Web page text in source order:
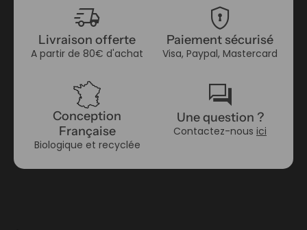
delivery_truck_speed
Livraison offerte
A partir de 80€ d'achat
encrypted
Paiement sécurisé
Visa, Paypal, Mastercard
Conception
Française
Biologique et recyclée
forum
Une question ?
Contactez-nous ici